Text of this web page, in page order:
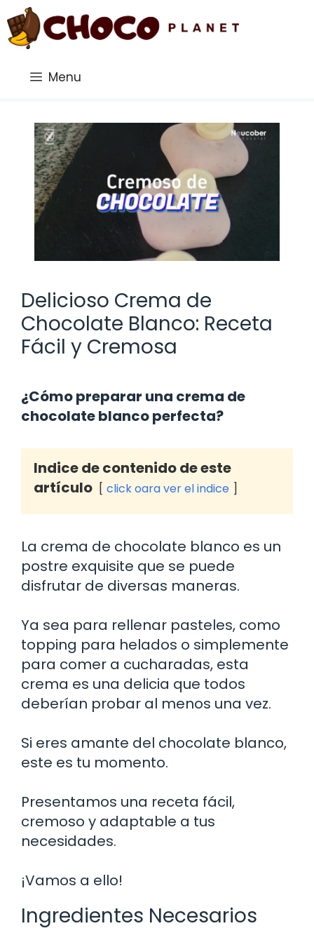
Saltar
al
contenido
Menu
Delicioso Crema de
Chocolate Blanco: Receta
Fácil y Cremosa
¿Cómo preparar una crema de
chocolate blanco perfecta?
Indice de contenido de este
artículo
click oara ver el indice
La crema de chocolate blanco es un
postre exquisite que se puede
disfrutar de diversas maneras.
Ya sea para rellenar pasteles, como
topping para helados o simplemente
para comer a cucharadas, esta
crema es una delicia que todos
deberían probar al menos una vez.
Si eres amante del chocolate blanco,
este es tu momento.
Presentamos una receta fácil,
cremoso y adaptable a tus
necesidades.
¡Vamos a ello!
Ingredientes Necesarios